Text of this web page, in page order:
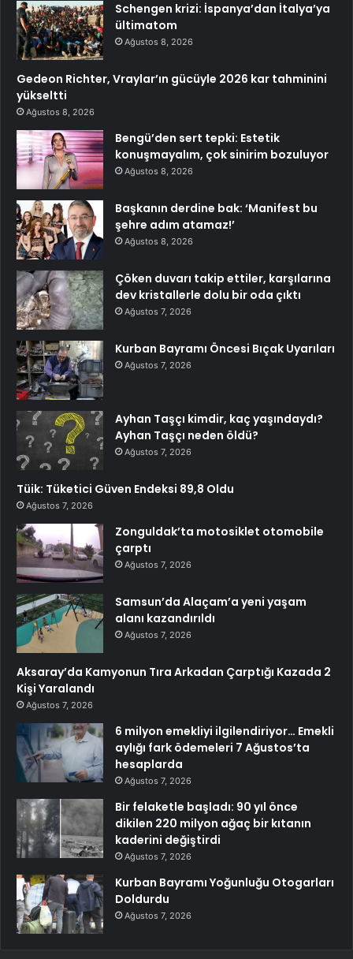
Schengen krizi: İspanya’dan İtalya’ya
ültimatom
Ağustos 8, 2026
Gedeon Richter, Vraylar’ın gücüyle 2026 kar tahminini
yükseltti
Ağustos 8, 2026
Bengü’den sert tepki: Estetik
konuşmayalım, çok sinirim bozuluyor
Ağustos 8, 2026
Başkanın derdine bak: ‘Manifest bu
şehre adım atamaz!’
Ağustos 8, 2026
Çöken duvarı takip ettiler, karşılarına
dev kristallerle dolu bir oda çıktı
Ağustos 7, 2026
Kurban Bayramı Öncesi Bıçak Uyarıları
Ağustos 7, 2026
Ayhan Taşçı kimdir, kaç yaşındaydı?
Ayhan Taşçı neden öldü?
Ağustos 7, 2026
Tüik: Tüketici Güven Endeksi 89,8 Oldu
Ağustos 7, 2026
Zonguldak’ta motosiklet otomobile
çarptı
Ağustos 7, 2026
Samsun’da Alaçam’a yeni yaşam
alanı kazandırıldı
Ağustos 7, 2026
Aksaray’da Kamyonun Tıra Arkadan Çarptığı Kazada 2
Kişi Yaralandı
Ağustos 7, 2026
6 milyon emekliyi ilgilendiriyor… Emekli
aylığı fark ödemeleri 7 Ağustos’ta
hesaplarda
Ağustos 7, 2026
Bir felaketle başladı: 90 yıl önce
dikilen 220 milyon ağaç bir kıtanın
kaderini değiştirdi
Ağustos 7, 2026
Kurban Bayramı Yoğunluğu Otogarları
Doldurdu
Ağustos 7, 2026